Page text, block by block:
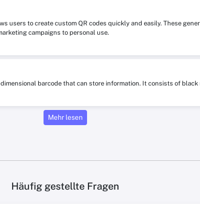
users to create custom QR codes quickly and easily. These
campaigns to personal use.
barcode that can store information. It consists of
Mehr lesen
Häufig gestellte Fragen